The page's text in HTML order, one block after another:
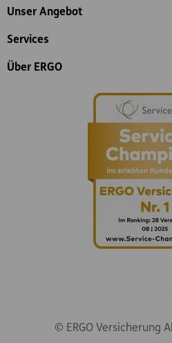
Inhaltsübersicht
Unser Angebot
Services
Über ERGO
© ERGO Versicherung